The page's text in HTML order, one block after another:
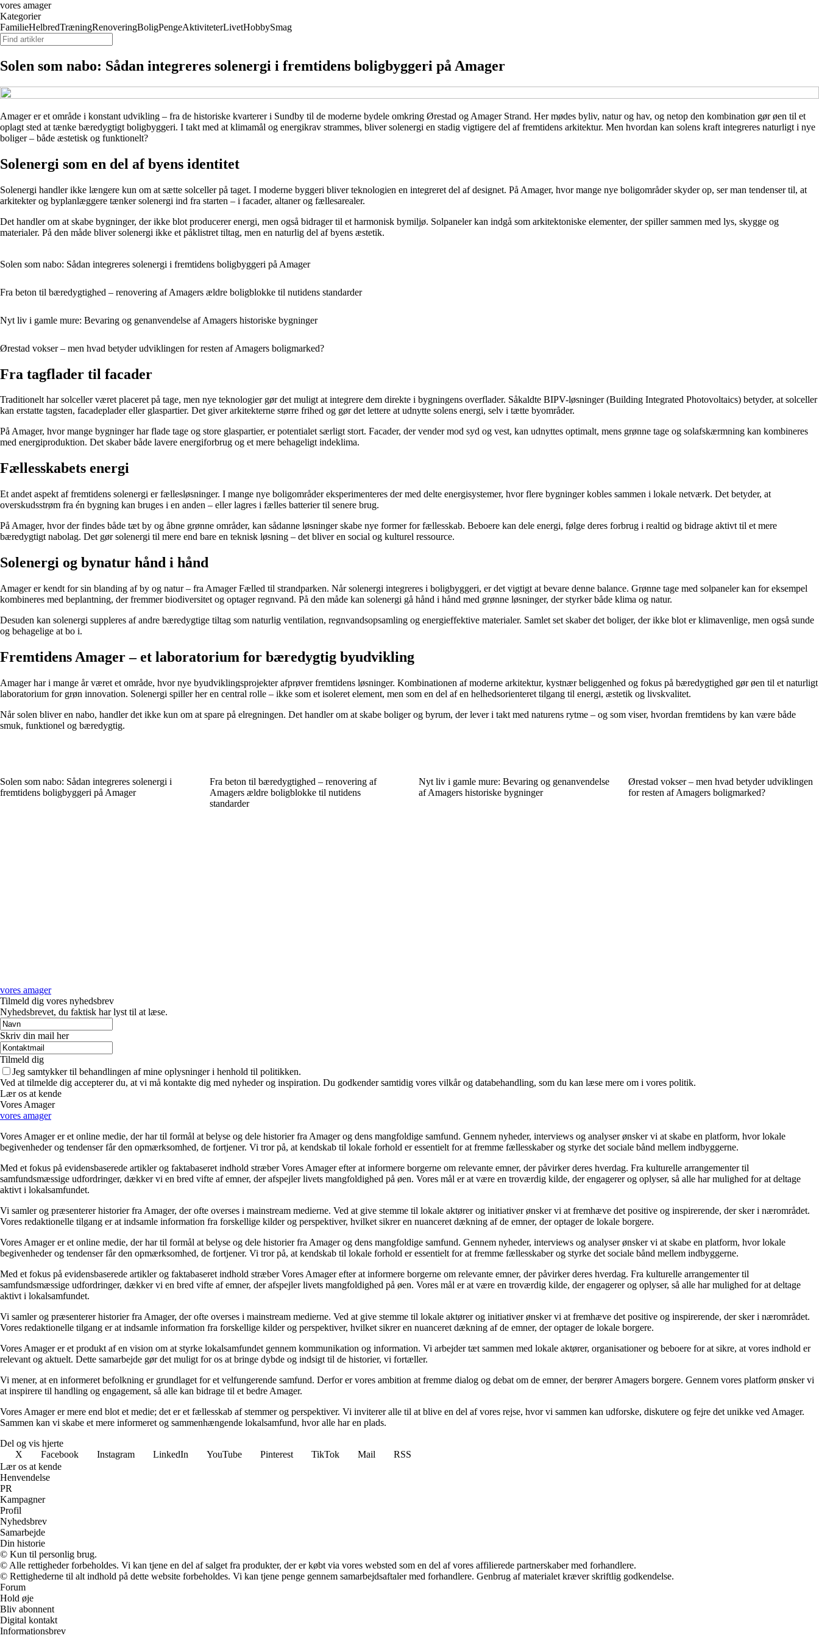
vores amager
Kategorier
FamilieHelbredTræningRenoveringBoligPengeAktiviteterLivetHobbySmag
Solen som nabo: Sådan integreres solenergi i fremtidens boligbyggeri på Amager
Amager er et område i konstant udvikling – fra de historiske kvarterer i Sundby til de moderne bydele omkring Ørestad og Amager Strand. Her mødes byliv, natur og hav, og netop den kombination gør øen til et
oplagt sted at tænke bæredygtigt boligbyggeri. I takt med at klimamål og energikrav strammes, bliver solenergi en stadig vigtigere del af fremtidens arkitektur. Men hvordan kan solens kraft integreres naturligt i nye
boliger – både æstetisk og funktionelt?
Solenergi som en del af byens identitet
Solenergi handler ikke længere kun om at sætte solceller på taget. I moderne byggeri bliver teknologien en integreret del af designet. På Amager, hvor mange nye boligområder skyder op, ser man tendenser til, at
arkitekter og byplanlæggere tænker solenergi ind fra starten – i facader, altaner og fællesarealer.
Det handler om at skabe bygninger, der ikke blot producerer energi, men også bidrager til et harmonisk bymiljø. Solpaneler kan indgå som arkitektoniske elementer, der spiller sammen med lys, skygge og
materialer. På den måde bliver solenergi ikke et påklistret tiltag, men en naturlig del af byens æstetik.
Solen som nabo: Sådan integreres solenergi i fremtidens boligbyggeri på Amager
Fra beton til bæredygtighed – renovering af Amagers ældre boligblokke til nutidens standarder
Nyt liv i gamle mure: Bevaring og genanvendelse af Amagers historiske bygninger
Ørestad vokser – men hvad betyder udviklingen for resten af Amagers boligmarked?
Fra tagflader til facader
Traditionelt har solceller været placeret på tage, men nye teknologier gør det muligt at integrere dem direkte i bygningens overflader. Såkaldte BIPV-løsninger (Building Integrated Photovoltaics) betyder, at solceller
kan erstatte tagsten, facadeplader eller glaspartier. Det giver arkitekterne større frihed og gør det lettere at udnytte solens energi, selv i tætte byområder.
På Amager, hvor mange bygninger har flade tage og store glaspartier, er potentialet særligt stort. Facader, der vender mod syd og vest, kan udnyttes optimalt, mens grønne tage og solafskærmning kan kombineres
med energiproduktion. Det skaber både lavere energiforbrug og et mere behageligt indeklima.
Fællesskabets energi
Et andet aspekt af fremtidens solenergi er fællesløsninger. I mange nye boligområder eksperimenteres der med delte energisystemer, hvor flere bygninger kobles sammen i lokale netværk. Det betyder, at
overskudsstrøm fra én bygning kan bruges i en anden – eller lagres i fælles batterier til senere brug.
På Amager, hvor der findes både tæt by og åbne grønne områder, kan sådanne løsninger skabe nye former for fællesskab. Beboere kan dele energi, følge deres forbrug i realtid og bidrage aktivt til et mere
bæredygtigt nabolag. Det gør solenergi til mere end bare en teknisk løsning – det bliver en social og kulturel ressource.
Solenergi og bynatur hånd i hånd
Amager er kendt for sin blanding af by og natur – fra Amager Fælled til strandparken. Når solenergi integreres i boligbyggeri, er det vigtigt at bevare denne balance. Grønne tage med solpaneler kan for eksempel
kombineres med beplantning, der fremmer biodiversitet og optager regnvand. På den måde kan solenergi gå hånd i hånd med grønne løsninger, der styrker både klima og natur.
Desuden kan solenergi suppleres af andre bæredygtige tiltag som naturlig ventilation, regnvandsopsamling og energieffektive materialer. Samlet set skaber det boliger, der ikke blot er klimavenlige, men også sunde
og behagelige at bo i.
Fremtidens Amager – et laboratorium for bæredygtig byudvikling
Amager har i mange år været et område, hvor nye byudviklingsprojekter afprøver fremtidens løsninger. Kombinationen af moderne arkitektur, kystnær beliggenhed og fokus på bæredygtighed gør øen til et naturligt
laboratorium for grøn innovation. Solenergi spiller her en central rolle – ikke som et isoleret element, men som en del af en helhedsorienteret tilgang til energi, æstetik og livskvalitet.
Når solen bliver en nabo, handler det ikke kun om at spare på elregningen. Det handler om at skabe boliger og byrum, der lever i takt med naturens rytme – og som viser, hvordan fremtidens by kan være både
smuk, funktionel og bæredygtig.
Solen som nabo: Sådan integreres solenergi i
fremtidens boligbyggeri på Amager
Fra beton til bæredygtighed – renovering af
Amagers ældre boligblokke til nutidens
standarder
Nyt liv i gamle mure: Bevaring og genanvendelse
af Amagers historiske bygninger
Ørestad vokser – men hvad betyder udviklingen
for resten af Amagers boligmarked?
vores amager
Tilmeld dig vores nyhedsbrev
Nyhedsbrevet, du faktisk har lyst til at læse.
Skriv din mail her
Tilmeld dig
Jeg samtykker til behandlingen af mine oplysninger i henhold til politikken.
Ved at tilmelde dig accepterer du, at vi må kontakte dig med nyheder og inspiration. Du godkender samtidig vores vilkår og databehandling, som du kan læse mere om i vores politik.
Lær os at kende
Vores Amager
vores amager
Vores Amager er et online medie, der har til formål at belyse og dele historier fra Amager og dens mangfoldige samfund. Gennem nyheder, interviews og analyser ønsker vi at skabe en platform, hvor lokale
begivenheder og tendenser får den opmærksomhed, de fortjener. Vi tror på, at kendskab til lokale forhold er essentielt for at fremme fællesskaber og styrke det sociale bånd mellem indbyggerne.
Med et fokus på evidensbaserede artikler og faktabaseret indhold stræber Vores Amager efter at informere borgerne om relevante emner, der påvirker deres hverdag. Fra kulturelle arrangementer til
samfundsmæssige udfordringer, dækker vi en bred vifte af emner, der afspejler livets mangfoldighed på øen. Vores mål er at være en troværdig kilde, der engagerer og oplyser, så alle har mulighed for at deltage
aktivt i lokalsamfundet.
Vi samler og præsenterer historier fra Amager, der ofte overses i mainstream medierne. Ved at give stemme til lokale aktører og initiativer ønsker vi at fremhæve det positive og inspirerende, der sker i nærområdet.
Vores redaktionelle tilgang er at indsamle information fra forskellige kilder og perspektiver, hvilket sikrer en nuanceret dækning af de emner, der optager de lokale borgere.
Vores Amager er et online medie, der har til formål at belyse og dele historier fra Amager og dens mangfoldige samfund. Gennem nyheder, interviews og analyser ønsker vi at skabe en platform, hvor lokale
begivenheder og tendenser får den opmærksomhed, de fortjener. Vi tror på, at kendskab til lokale forhold er essentielt for at fremme fællesskaber og styrke det sociale bånd mellem indbyggerne.
Med et fokus på evidensbaserede artikler og faktabaseret indhold stræber Vores Amager efter at informere borgerne om relevante emner, der påvirker deres hverdag. Fra kulturelle arrangementer til
samfundsmæssige udfordringer, dækker vi en bred vifte af emner, der afspejler livets mangfoldighed på øen. Vores mål er at være en troværdig kilde, der engagerer og oplyser, så alle har mulighed for at deltage
aktivt i lokalsamfundet.
Vi samler og præsenterer historier fra Amager, der ofte overses i mainstream medierne. Ved at give stemme til lokale aktører og initiativer ønsker vi at fremhæve det positive og inspirerende, der sker i nærområdet.
Vores redaktionelle tilgang er at indsamle information fra forskellige kilder og perspektiver, hvilket sikrer en nuanceret dækning af de emner, der optager de lokale borgere.
Vores Amager er et produkt af en vision om at styrke lokalsamfundet gennem kommunikation og information. Vi arbejder tæt sammen med lokale aktører, organisationer og beboere for at sikre, at vores indhold er
relevant og aktuelt. Dette samarbejde gør det muligt for os at bringe dybde og indsigt til de historier, vi fortæller.
Vi mener, at en informeret befolkning er grundlaget for et velfungerende samfund. Derfor er vores ambition at fremme dialog og debat om de emner, der berører Amagers borgere. Gennem vores platform ønsker vi
at inspirere til handling og engagement, så alle kan bidrage til et bedre Amager.
Vores Amager er mere end blot et medie; det er et fællesskab af stemmer og perspektiver. Vi inviterer alle til at blive en del af vores rejse, hvor vi sammen kan udforske, diskutere og fejre det unikke ved Amager.
Sammen kan vi skabe et mere informeret og sammenhængende lokalsamfund, hvor alle har en plads.
Del og vis hjerte
X
Facebook Instagram LinkedIn YouTube Pinterest TikTok Mail
RSS
Lær os at kende
Henvendelse
PR
Kampagner
Profil
Nyhedsbrev
Samarbejde
Din historie
© Kun til personlig brug.
© Alle rettigheder forbeholdes. Vi kan tjene en del af salget fra produkter, der er købt via vores websted som en del af vores affilierede partnerskaber med forhandlere.
© Rettighederne til alt indhold på dette website forbeholdes. Vi kan tjene penge gennem samarbejdsaftaler med forhandlere. Genbrug af materialet kræver skriftlig godkendelse.
Forum
Hold øje
Bliv abonnent
Digital kontakt
Informationsbrev